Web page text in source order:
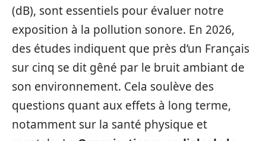
(dB), sont essentiels pour évaluer notre
exposition à la pollution sonore. En 2026,
des études indiquent que près d’un Français
sur cinq se dit gêné par le bruit ambiant de
son environnement. Cela soulève des
questions quant aux effets à long terme,
notamment sur la santé physique et